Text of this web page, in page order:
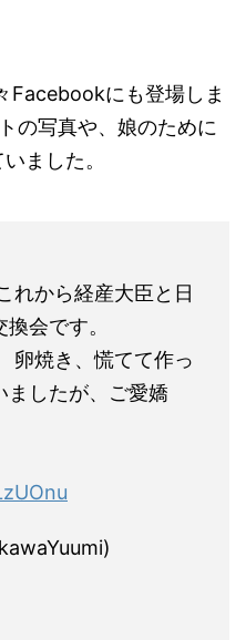
Facebookにも登場しま
の写真や、娘のために
ました。
れから経産大臣と日
会です。
卵焼き、慌てて作っ
ましたが、ご愛嬌